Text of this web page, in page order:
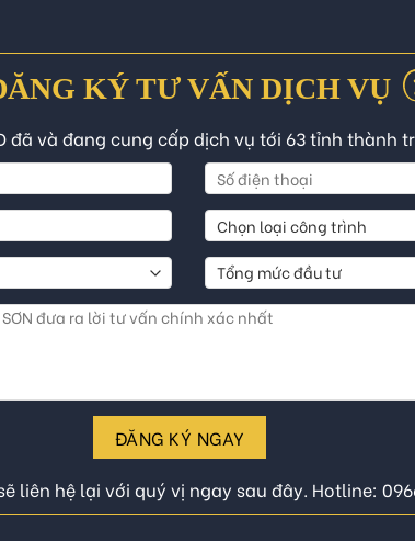
KÝ TƯ VẤN DỊCH VỤ
đã và đang cung cấp dịch vụ tới 63 tỉnh thành
ĐĂNG KÝ NGAY
liên hệ lại với quý vị ngay sau đây. Hotline: